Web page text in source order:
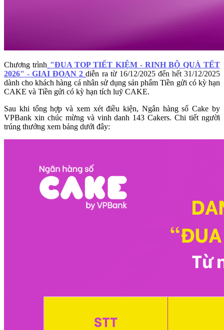
Chương trình "ĐUA TOP TIẾT KIỆM - RINH BỘ QUÀ TẾT
2026" - GIAI ĐOẠN 2 diễn ra từ 16/12/2025 đến hết 31/12/2025
dành cho khách hàng cá nhân sử dụng sản phẩm Tiền gửi có kỳ hạn
CAKE và Tiền gửi có kỳ hạn tích luỹ CAKE.
Sau khi tổng hợp và xem xét điều kiện, Ngân hàng số Cake by
VPBank xin chúc mừng và vinh danh 143 Cakers. Chi tiết người
trúng thưởng xem bảng dưới đây: